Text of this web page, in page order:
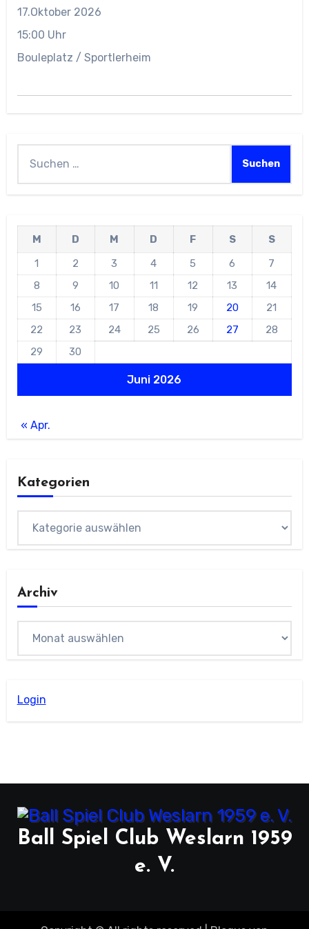
17.Oktober 2026
15:00 Uhr
Bouleplatz / Sportlerheim
nach:
Juni 2026
M D M D F S
S
1
2 3 4 5 6
7
8
9 10 11 12 13
14
15
16 17 18 19 20
21
22
23 24 25 26 27
28
29
30
« Apr.
Kategorien
Archiv
Login
Ball Spiel Club Weslarn 1959
e. V.